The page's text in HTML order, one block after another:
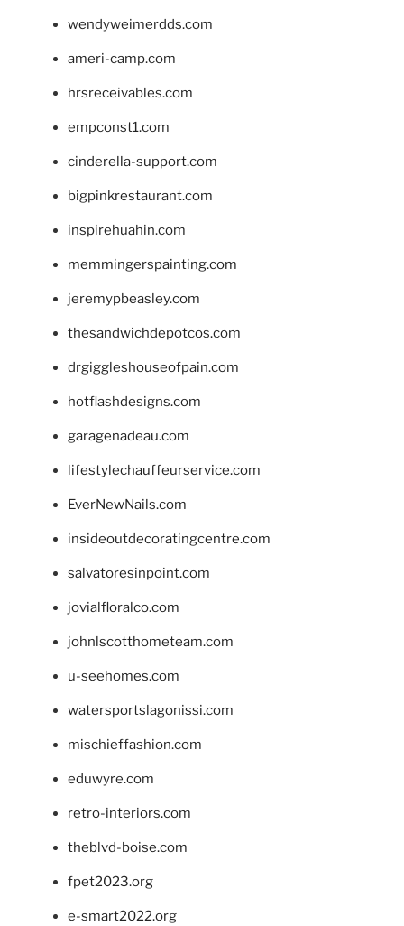
wendyweimerdds.com
ameri-camp.com
hrsreceivables.com
empconst1.com
cinderella-support.com
bigpinkrestaurant.com
inspirehuahin.com
memmingerspainting.com
jeremypbeasley.com
thesandwichdepotcos.com
drgiggleshouseofpain.com
hotflashdesigns.com
garagenadeau.com
lifestylechauffeurservice.com
EverNewNails.com
insideoutdecoratingcentre.com
salvatoresinpoint.com
jovialfloralco.com
johnlscotthometeam.com
u-seehomes.com
watersportslagonissi.com
mischieffashion.com
eduwyre.com
retro-interiors.com
theblvd-boise.com
fpet2023.org
e-smart2022.org